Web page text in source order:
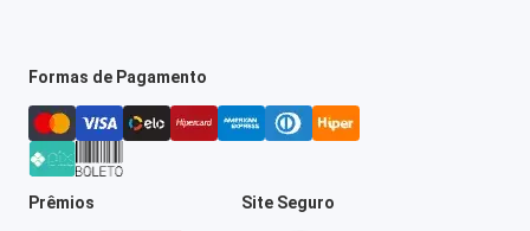
Formas de Pagamento
Prêmios Site Seguro